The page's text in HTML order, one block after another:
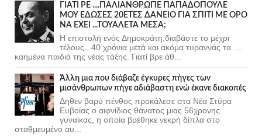
ΓΙΑΤΙ ΡΕ ....ΠΑΛΙΑΝΘΡΩΠΕ ΠΑΠΑΔΟΠΟΥΛΕ
ΜΟΥ ΕΔΩΣΕΣ 20ΕΤΕΣ ΔΑΝΕΙΟ ΓΙΑ ΣΠΙΤΙ ΜΕ ΟΡΟ
ΝΑ ΕΧΕΙ ...ΤΟΥΑΛΕΤΑ ΜΕΣΑ;
Η επιστολή ενός Δημοκράτη,διαβάστε το μέχρι
τέλους...40 χρόνια μετά και ακόμα τυραννάς τα ....
καημένα παιδιά της νέας τάξης. Γιατί βρε άθ...
Άλλη μια που διάβαζε έγκυρες πήγες των
μισάνθρωπων πήγε αδιάβαστη ενώ έκανε διακοπές
Δηθεν βαρύ πένθος προκάλεσε στα Νέα Στύρα
Ευβοίας ο αιφνίδιος θάνατος μιας 56χρονης
γυναίκας, η οποία βρέθηκε νεκρή δίπλα στο
σταθμευμένο αυ...